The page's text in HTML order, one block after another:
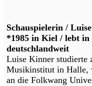
Schauspielerin /
*1985 in Kiel / lebt
deutschlandweit
Luise Kinner studierte
Musikinstitut in Halle,
an die Folkwang